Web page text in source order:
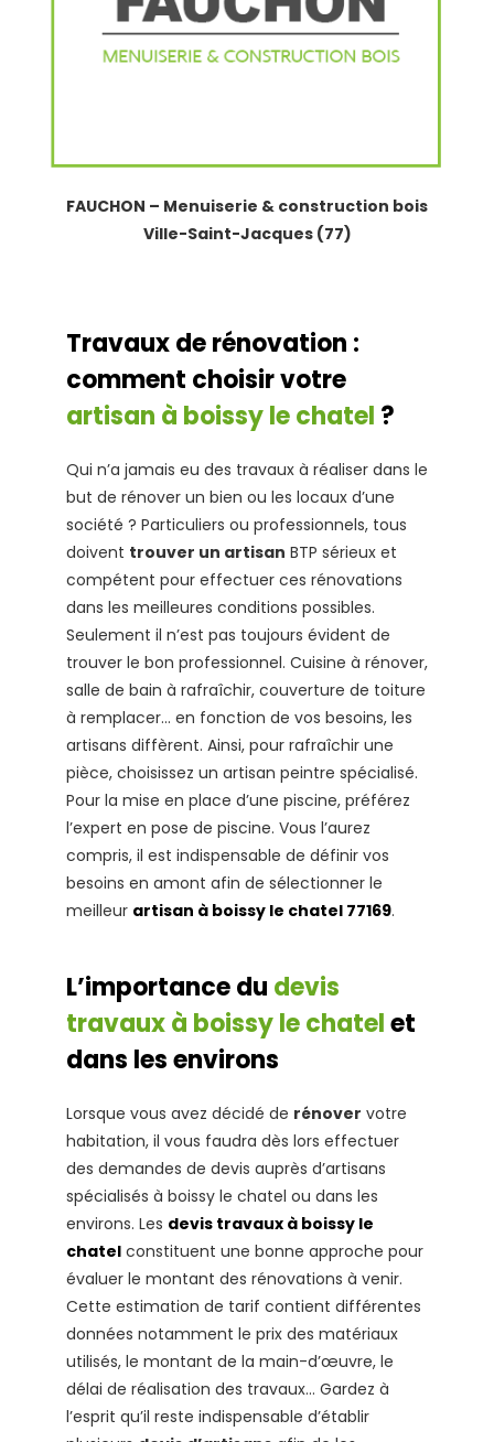
FAUCHON – Menuiserie & construction bois
Ville-Saint-Jacques (77)
Travaux de rénovation :
comment choisir votre
artisan à boissy le chatel ?
Qui n’a jamais eu des travaux à réaliser dans le
but de rénover un bien ou les locaux d’une
société ? Particuliers ou professionnels, tous
doivent trouver un artisan BTP sérieux et
compétent pour effectuer ces rénovations
dans les meilleures conditions possibles.
Seulement il n’est pas toujours évident de
trouver le bon professionnel. Cuisine à rénover,
salle de bain à rafraîchir, couverture de toiture
à remplacer… en fonction de vos besoins, les
artisans diffèrent. Ainsi, pour rafraîchir une
pièce, choisissez un artisan peintre spécialisé.
Pour la mise en place d’une piscine, préférez
l’expert en pose de piscine. Vous l’aurez
compris, il est indispensable de définir vos
besoins en amont afin de sélectionner le
meilleur artisan à boissy le chatel 77169.
L’importance du devis
travaux à boissy le chatelet
dans les environs
Lorsque vous avez décidé de rénover votre
habitation, il vous faudra dès lors effectuer
des demandes de devis auprès d’artisans
spécialisés à boissy le chatel ou dans les
environs. Les devis travaux à boissy le
chatel constituent une bonne approche pour
évaluer le montant des rénovations à venir.
Cette estimation de tarif contient différentes
données notamment le prix des matériaux
utilisés, le montant de la main-d’œuvre, le
délai de réalisation des travaux… Gardez à
l’esprit qu’il reste indispensable d’établir